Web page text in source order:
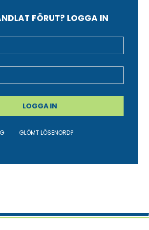
FÖRUT? LOGGA IN
GLÖMT LÖSENORD?